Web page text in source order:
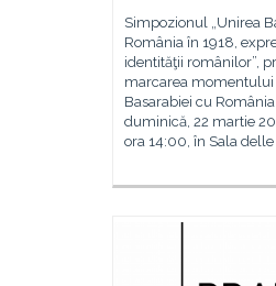
Simpozionul „Unirea
România în 1918,
identităţii românilor”,
marcarea momentului
Basarabiei cu
duminică, 22 martie
ora 14:00, în Sala